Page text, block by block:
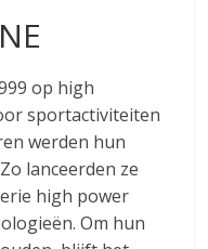
op high
sportactiviteiten
werden hun
lanceerden ze
high power
Om hun